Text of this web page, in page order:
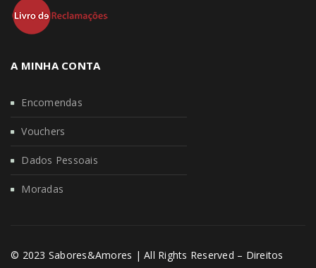
A MINHA CONTA
Encomendas
Vouchers
Dados Pessoais
Moradas
© 2023 Sabores&Amores | All Rights Reserved – Direitos